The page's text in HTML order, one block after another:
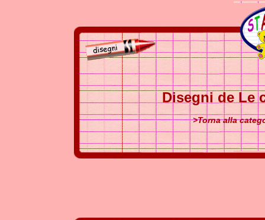
Disegni de Le
>Torna alla